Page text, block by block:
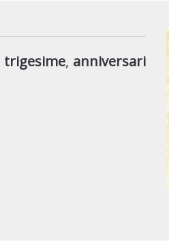
trigesime, anniversari